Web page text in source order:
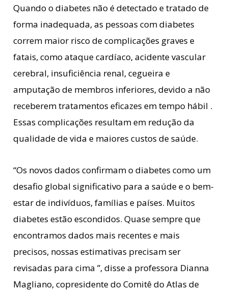
Quando o diabetes não é detectado e tratado de
forma inadequada, as pessoas com diabetes
correm maior risco de complicações graves e
fatais, como ataque cardíaco, acidente vascular
cerebral, insuficiência renal, cegueira e
amputação de membros inferiores, devido a não
receberem tratamentos eficazes em tempo hábil .
Essas complicações resultam em redução da
qualidade de vida e maiores custos de saúde.
“Os novos dados confirmam o diabetes como um
desafio global significativo para a saúde e o bem-
estar de indivíduos, famílias e países. Muitos
diabetes estão escondidos. Quase sempre que
encontramos dados mais recentes e mais
precisos, nossas estimativas precisam ser
revisadas para cima ”, disse a professora Dianna
Magliano, copresidente do Comitê do Atlas de